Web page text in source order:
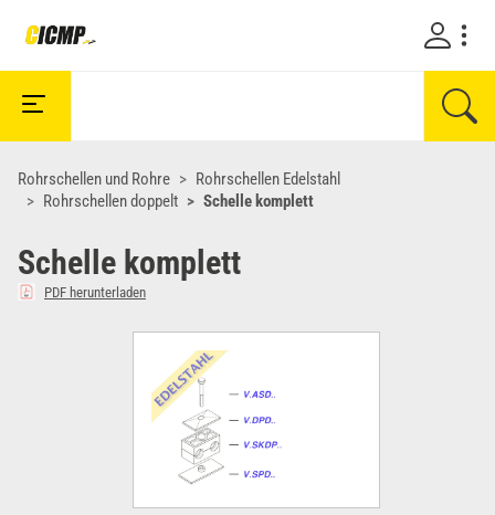
Rohrschellen und Rohre
Rohrschellen Edelstahl
Rohrschellen doppelt
Schelle komplett
Schelle komplett
PDF herunterladen